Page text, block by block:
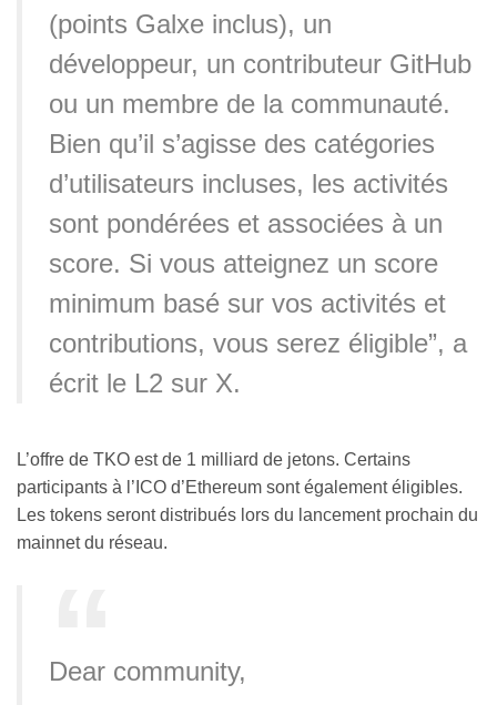
(points Galxe inclus), un
développeur, un contributeur GitHub
ou un membre de la communauté.
Bien qu’il s’agisse des catégories
d’utilisateurs incluses, les activités
sont pondérées et associées à un
score. Si vous atteignez un score
minimum basé sur vos activités et
contributions, vous serez éligible”, a
écrit le L2 sur X.
L’offre de TKO est de 1 milliard de jetons. Certains
participants à l’ICO d’Ethereum sont également éligibles.
Les tokens seront distribués lors du lancement prochain du
mainnet du réseau.
Dear community,